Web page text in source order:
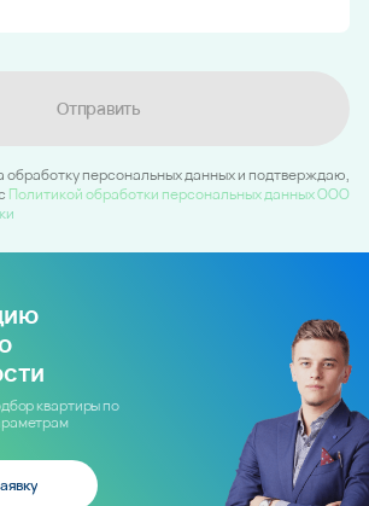
Отправить
обработку персональных данных и подтверждаю,
Политикой обработки персональных данных ООО
квартиры по